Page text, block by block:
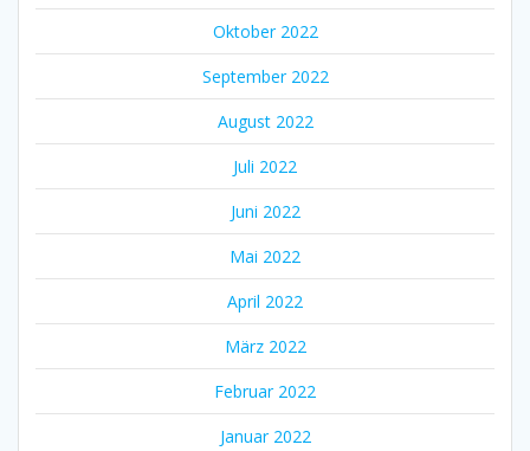
Oktober 2022
September 2022
August 2022
Juli 2022
Juni 2022
Mai 2022
April 2022
März 2022
Februar 2022
Januar 2022